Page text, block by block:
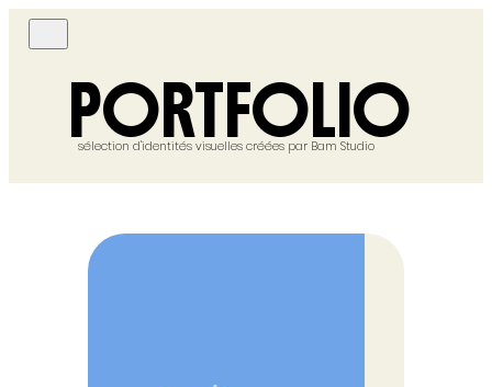
PORTFOLIO
sélection d'identités visuelles créées par Bam Studio